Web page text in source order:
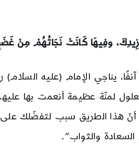
وفِيهَا كَانَتْ نَجَاتُهُمْ مِنْ
يناجي الإمام (عليه
لمنّة عظيمة أنعمت بها
هذا الطريق سبب لتفضّلك على
والثواب”.